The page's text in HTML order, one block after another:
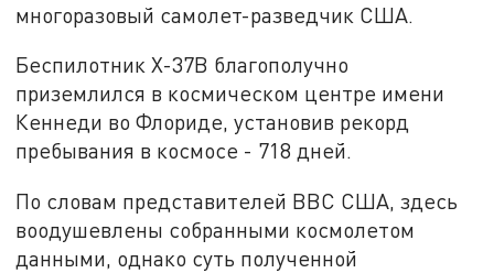
многоразовый самолет-разведчик США.
Беспилотник Х-37В благополучно
приземлился в космическом центре имени
Кеннеди во Флориде, установив рекорд
пребывания в космосе - 718 дней.
По словам представителей ВВС США, здесь
воодушевлены собранными космолетом
данными, однако суть полученной